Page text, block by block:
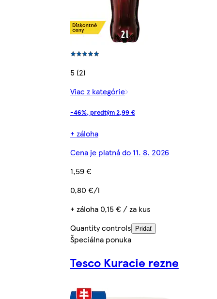
5 (2)
Viac z kategórie
-46%, predtým 2,99 €
+ záloha
Cena je platná do 11. 8. 2026
1,59 €
0,80 €/l
+ záloha 0,15 € / za kus
Quantity controls
Pridať
Špeciálna ponuka
Tesco Kuracie rezne